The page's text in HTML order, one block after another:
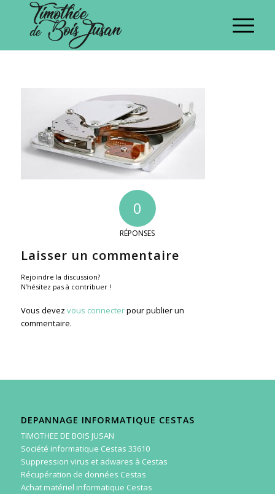
0
RÉPONSES
Laisser un commentaire
Rejoindre la discussion?
N’hésitez pas à contribuer !
Vous devez vous connecterpour publier un
commentaire.
DEPANNAGE INFORMATIQUE CESTAS
TIMOTHEE DE BOIS JUSAN
Société informatique Cestas 33610
Suppression virus et adwares à Cestas
Récupération de données Cestas
Achat matériel informatique Cestas